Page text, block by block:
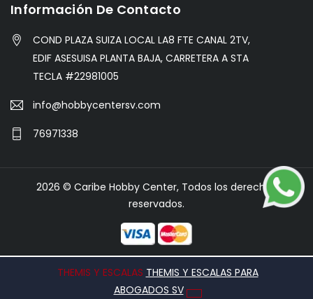
Información De Contacto
COND PLAZA SUIZA LOCAL LA8 FTE CANAL 2TV,
EDIF ASESUISA PLANTA BAJA, CARRETERA A STA
TECLA #22981005
info@hobbycentersv.com
76971338
2026 © Caribe Hobby Center, Todos los derechos
reservados.
THEMIS Y ESCALAS THEMIS Y ESCALAS PARA
ABOGADOS SV